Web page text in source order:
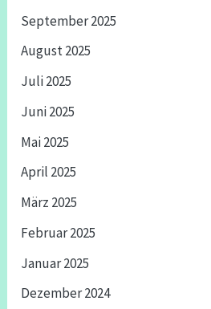
September 2025
August 2025
Juli 2025
Juni 2025
Mai 2025
April 2025
März 2025
Februar 2025
Januar 2025
Dezember 2024